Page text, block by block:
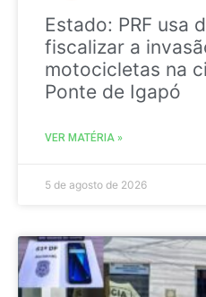
Estado: PRF usa
fiscalizar a
motocicletas na
Ponte de Igapó
VER MATÉRIA »
5 de agosto de 2026